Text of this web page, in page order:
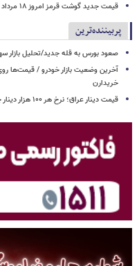
قیمت جدید گوشت قرمز امروز ۱۸ مرداد ۱۴۰۵/ گوشت خورشتی کیلویی چند شد؟ + جدول
پربیننده‌ترین
صعود بورس به قله جدید/تحلیل بازار سهام امروز
آخرین وضعیت بازار خودرو / قیمت‌ها
خریدارن
قیمت دینار عراق؛ نرخ هر ۱۰۰ هزار دینار چقدر است؟